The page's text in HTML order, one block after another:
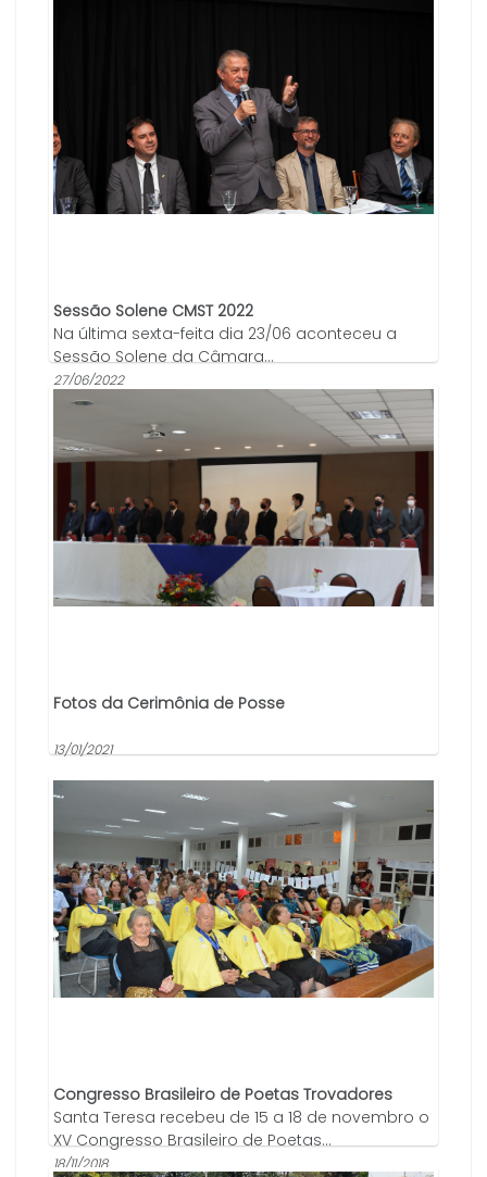
Sessão Solene CMST 2022
Na última sexta-feita dia 23/06 aconteceu a
Sessão Solene da Câmara...
27/06/2022
Fotos da Cerimônia de Posse
13/01/2021
Congresso Brasileiro de Poetas Trovadores
Santa Teresa recebeu de 15 a 18 de novembro o
XV Congresso Brasileiro de Poetas...
18/11/2018